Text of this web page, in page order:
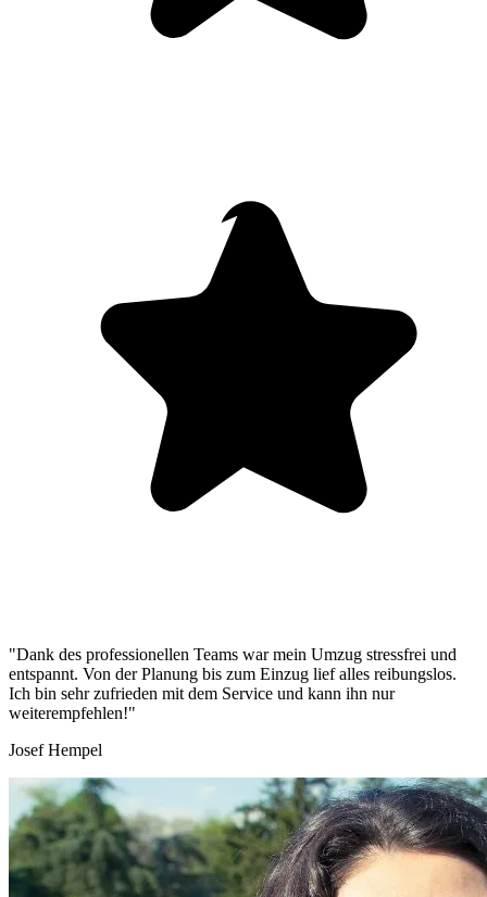
"Dank des professionellen Teams war mein Umzug stressfrei und
entspannt. Von der Planung bis zum Einzug lief alles reibungslos.
Ich bin sehr zufrieden mit dem Service und kann ihn nur
weiterempfehlen!"
Josef Hempel